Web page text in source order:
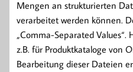
Mengen an strukturierten
verarbeitet werden können.
„Comma-Separated
z.B. für Produktkataloge von
Bearbeitung dieser Dateien